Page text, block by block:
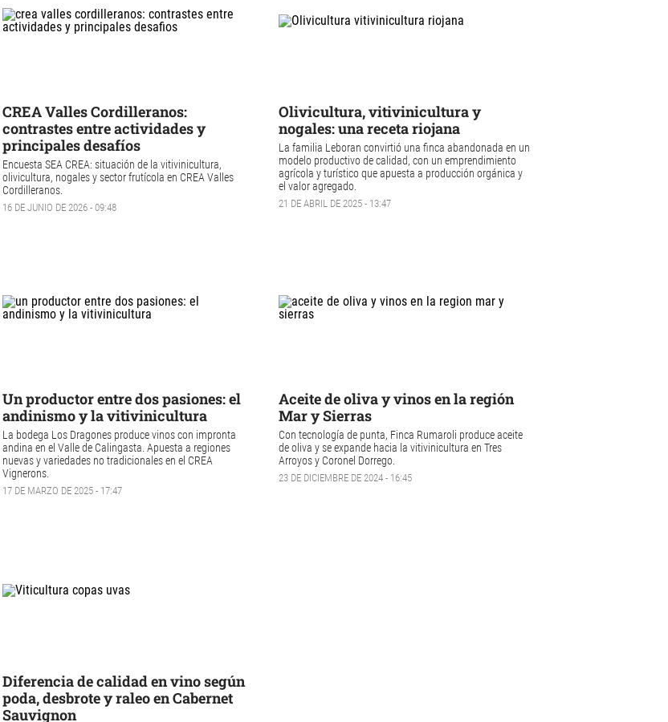
CREA Valles Cordilleranos:
contrastes entre actividades y
principales desafíos
Encuesta SEA CREA: situación de la vitivinicultura,
olivicultura, nogales y sector frutícola en CREA Valles
Cordilleranos
16 DE JUNIO DE 2026 - 09:48
Olivicultura, vitivinicultura y
nogales: una receta riojana
La familia Leboran convirtió una finca abandonada en un
modelo productivo de calidad, con un emprendimiento
agrícola y turístico que apuesta a producción orgánica y
el valor agregado.
21 DE ABRIL DE 2025 - 13:47
Un productor entre dos pasiones: el
andinismo y la vitivinicultura
La bodega Los Dragones produce vinos con impronta
andina en el Valle de Calingasta. Apuesta a regiones
nuevas y variedades no tradicionales en el CREA
Vignerons.
17 DE MARZO DE 2025 - 17:47
Aceite de oliva y vinos en la región
Mar y Sierras
Con tecnología de punta, Finca Rumaroli produce aceite
de oliva y se expande hacia la vitivinicultura en Tres
Arroyos y Coronel Dorrego.
23 DE DICIEMBRE DE 2024 - 16:45
Diferencia de calidad en vino según
poda, desbrote y raleo en Cabernet
Sauvignon